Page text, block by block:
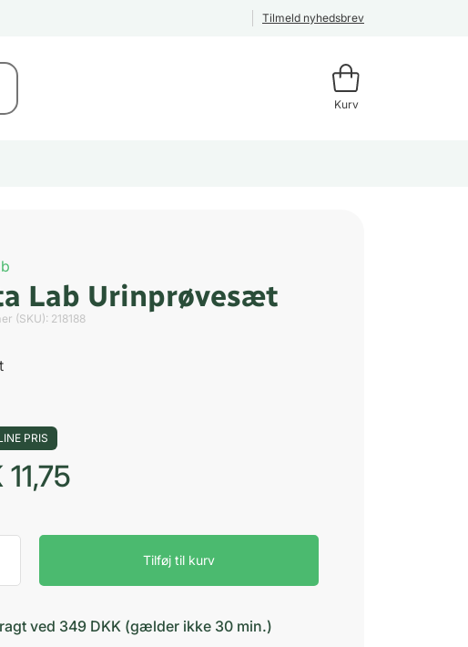
Tilmeld nyhedsbrev
Kurv
Lab Urinprøvesæt
(SKU): 218188
PRIS
11,75
Tilføj til kurv
ved 349 DKK (gælder ikke 30 min.)